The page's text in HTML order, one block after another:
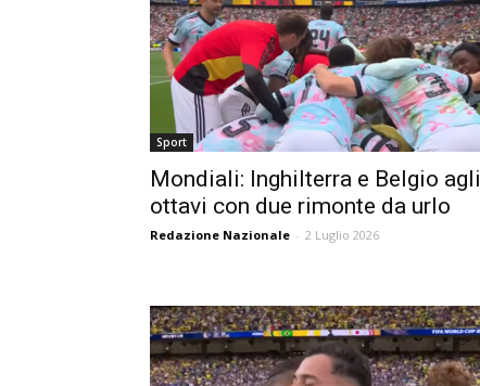
Sport
Mondiali: Inghilterra e Belgio agli
ottavi con due rimonte da urlo
Redazione Nazionale - 2 Luglio 2026